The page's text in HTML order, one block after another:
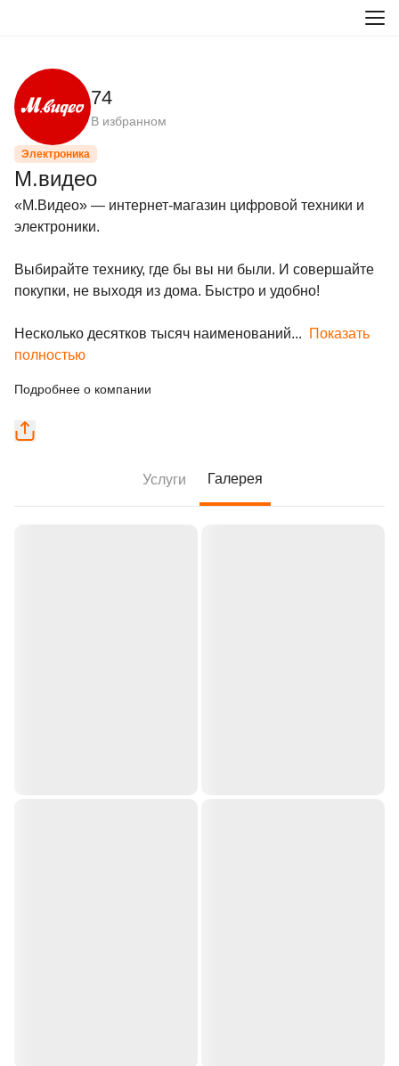
74
В избранном
Электроника
М.видео
«М.Видео» — интернет-магазин цифровой техники и
электроники.
Выбирайте технику, где бы вы ни были. И совершайте
покупки, не выходя из дома. Быстро и удобно!
Несколько десятков тысяч наименований... Показать
полностью
Подробнее о компании
Услуги Галерея